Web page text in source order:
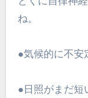
ね。
●気候的に不安
●日照がまだ短